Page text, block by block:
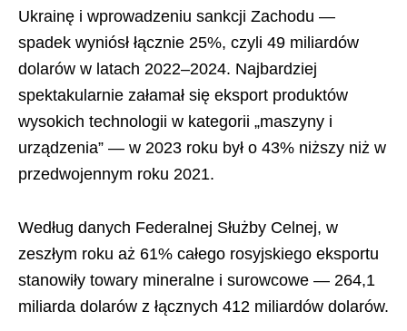
Ukrainę i wprowadzeniu sankcji Zachodu —
spadek wyniósł łącznie 25%, czyli 49 miliardów
dolarów w latach 2022–2024. Najbardziej
spektakularnie załamał się eksport produktów
wysokich technologii w kategorii „maszyny i
urządzenia” — w 2023 roku był o 43% niższy niż w
przedwojennym roku 2021.
Według danych Federalnej Służby Celnej, w
zeszłym roku aż 61% całego rosyjskiego eksportu
stanowiły towary mineralne i surowcowe — 264,1
miliarda dolarów z łącznych 412 miliardów dolarów.